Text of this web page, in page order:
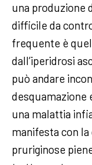
una produzione
difficile da
frequente è
dall’iperidrosi
può andare
desquamazione
una malattia
manifesta con
pruriginose